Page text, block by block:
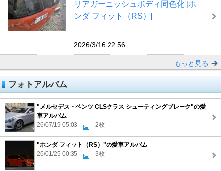
リアガーニッシュボディ同色化 [ホ
ンダ フィット（RS）]
2026/3/16 22:56
もっと見る
フォトアルバム
"メルセデス・ベンツ CLSクラス シューティングブレーク"の愛
車アルバム
26/07/19 05:03
2枚
"ホンダ フィット（RS）"の愛車アルバム
26/01/25 00:35
3枚